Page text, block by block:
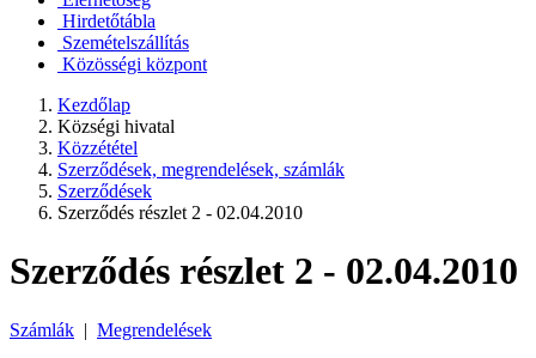
Hirdetőtábla
Szemételszállítás
Közösségi központ
Kezdőlap
Községi hivatal
Közzététel
Szerződések, megrendelések, számlák
Szerződések
Szerződés részlet 2 - 02.04.2010
Szerződés részlet 2 - 02.04.2010
Számlák | Megrendelések